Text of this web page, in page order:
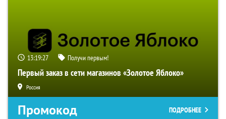
13:19:26 Получи первым!
Первый заказ в сети магазинов «Золотое Яблоко»
Россия
Промокод ПОДРОБНЕЕ